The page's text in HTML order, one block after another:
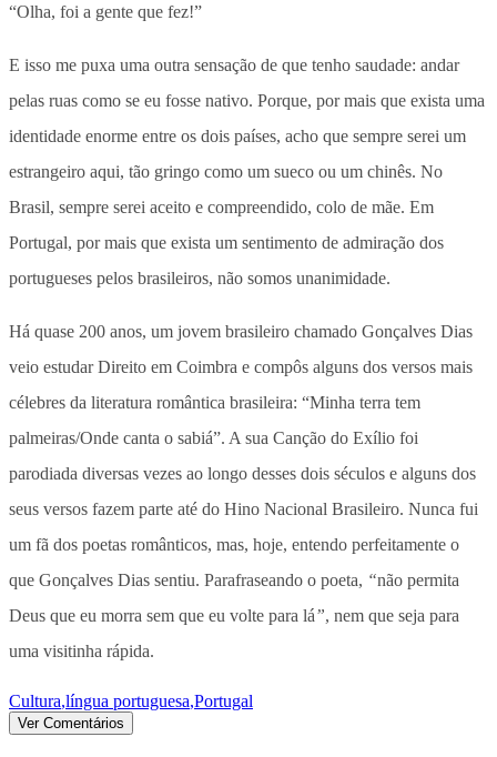
“Olha, foi a gente que fez!”
E isso me puxa uma outra sensação de que tenho saudade: andar
pelas ruas como se eu fosse nativo. Porque, por mais que exista uma
identidade enorme entre os dois países, acho que sempre serei um
estrangeiro aqui, tão gringo como um sueco ou um chinês. No
Brasil, sempre serei aceito e compreendido, colo de mãe. Em
Portugal, por mais que exista um sentimento de admiração dos
portugueses pelos brasileiros, não somos unanimidade.
Há quase 200 anos, um jovem brasileiro chamado Gonçalves Dias
veio estudar Direito em Coimbra e compôs alguns dos versos mais
célebres da literatura romântica brasileira: “Minha terra tem
palmeiras/Onde canta o sabiá”. A sua Canção do Exílio foi
parodiada diversas vezes ao longo desses dois séculos e alguns dos
seus versos fazem parte até do Hino Nacional Brasileiro. Nunca fui
um fã dos poetas românticos, mas, hoje, entendo perfeitamente o
que Gonçalves Dias sentiu. Parafraseando o poeta, “não permita
Deus que eu morra sem que eu volte para lá”, nem que seja para
uma visitinha rápida.
Cultura,língua portuguesa,Portugal
Ver Comentários